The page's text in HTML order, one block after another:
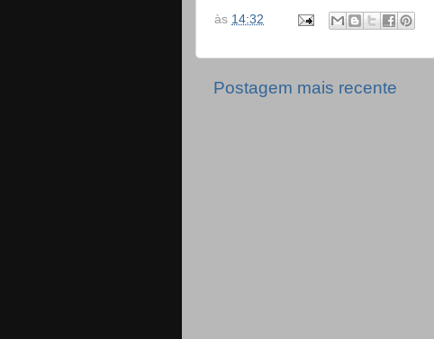
às 14:32
Postagem mais recente